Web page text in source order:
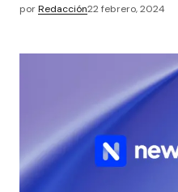
porRedacción22 febrero, 2024